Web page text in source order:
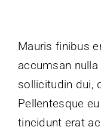
Mauris finibus
accumsan
sollicitudin dui,
Pellentesque
tincidunt erat